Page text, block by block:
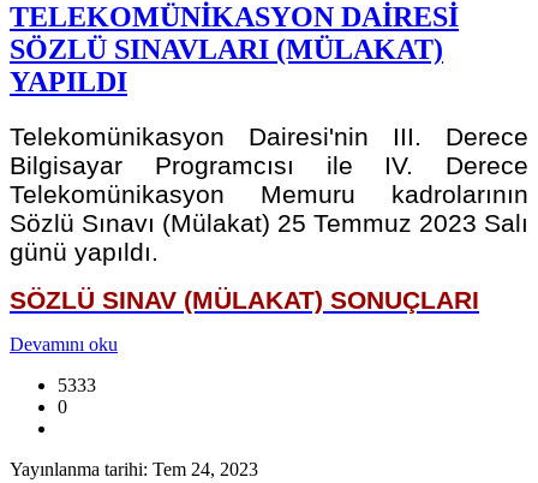
TELEKOMÜNİKASYON DAİRESİ
SÖZLÜ SINAVLARI (MÜLAKAT)
YAPILDI
Telekomünikasyon Dairesi'nin III. Derece
Bilgisayar Programcısı ile IV. Derece
Telekomünikasyon Memuru kadrolarının
Sözlü Sınavı (Mülakat) 25 Temmuz 2023 Salı
günü yapıldı.
SÖZLÜ SINAV (MÜLAKAT) SONUÇLARI
Devamını oku
5333
0
Yayınlanma tarihi: Tem 24, 2023